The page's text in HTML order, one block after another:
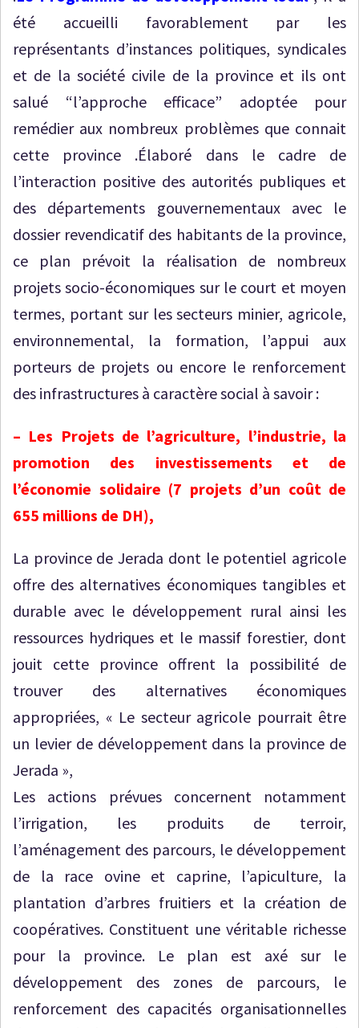
été accueilli favorablement par les
représentants d’instances politiques, syndicales
et de la société civile de la province et ils ont
salué “l’approche efficace” adoptée pour
remédier aux nombreux problèmes que connait
cette province .Élaboré dans le cadre de
l’interaction positive des autorités publiques et
des départements gouvernementaux avec le
dossier revendicatif des habitants de la province,
ce plan prévoit la réalisation de nombreux
projets socio-économiques sur le court et moyen
termes, portant sur les secteurs minier, agricole,
environnemental, la formation, l’appui aux
porteurs de projets ou encore le renforcement
des infrastructures à caractère social à savoir :
– Les Projets de l’agriculture, l’industrie, la
promotion des investissements et de
l’économie solidaire (7 projets d’un coût de
655 millions de DH),
La province de Jerada dont le potentiel agricole
offre des alternatives économiques tangibles et
durable avec le développement rural ainsi les
ressources hydriques et le massif forestier, dont
jouit cette province offrent la possibilité de
trouver des alternatives économiques
appropriées, « Le secteur agricole pourrait être
un levier de développement dans la province de
Jerada »,
Les actions prévues concernent notamment
l’irrigation, les produits de terroir,
l’aménagement des parcours, le développement
de la race ovine et caprine, l’apiculture, la
plantation d’arbres fruitiers et la création de
coopératives. Constituent une véritable richesse
pour la province. Le plan est axé sur le
développement des zones de parcours, le
renforcement des capacités organisationnelles